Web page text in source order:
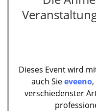
Dieses Event wird
auch Sieeveeno,
verschiedenster